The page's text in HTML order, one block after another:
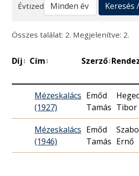
Évtized
Keresés
Összes találat: 2. Megjelenítve: 2.
Díj↕ Cím↕ Szerző↕
Mézeskalács
(1927)
Emőd
Tamás Tibor
Mézeskalács
(1946)
Emőd
Tamás Ernő